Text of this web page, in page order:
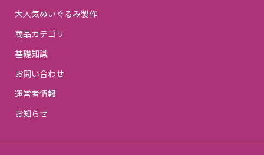
大人気ぬいぐるみ製作
商品カテゴリ
基礎知識
お問い合わせ
運営者情報
お知らせ